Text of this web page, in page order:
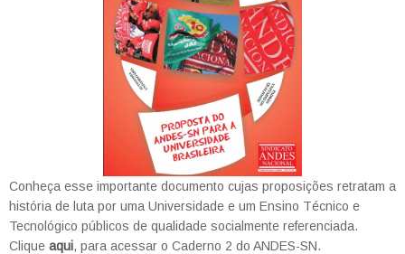
Conheça esse importante documento cujas proposições retratam a
história de luta por uma Universidade e um Ensino Técnico e
Tecnológico públicos de qualidade socialmente referenciada.
Clique aqui, para acessar o Caderno 2 do ANDES-SN.